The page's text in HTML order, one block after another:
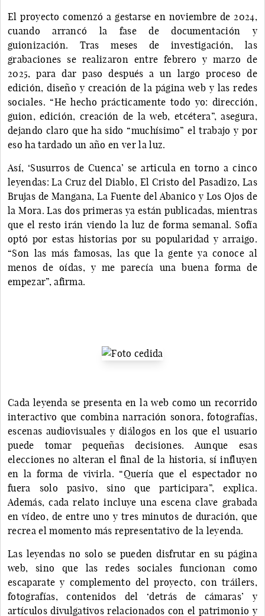
El proyecto comenzó a gestarse en noviembre de 2024,
cuando arrancó la fase de documentación y
guionización. Tras meses de investigación, las
grabaciones se realizaron entre febrero y marzo de
2025, para dar paso después a un largo proceso de
edición, diseño y creación de la página web y las redes
sociales. “He hecho prácticamente todo yo: dirección,
guion, edición, creación de la web, etcétera”, asegura,
dejando claro que ha sido “muchísimo” el trabajo y por
eso ha tardado un año en ver la luz.
Así, ‘Susurros de Cuenca’ se articula en torno a cinco
leyendas: La Cruz del Diablo, El Cristo del Pasadizo, Las
Brujas de Mangana, La Fuente del Abanico y Los Ojos de
la Mora. Las dos primeras ya están publicadas, mientras
que el resto irán viendo la luz de forma semanal. Sofía
optó por estas historias por su popularidad y arraigo.
“Son las más famosas, las que la gente ya conoce al
menos de oídas, y me parecía una buena forma de
empezar”, afirma.
Cada leyenda se presenta en la web como un recorrido
interactivo que combina narración sonora, fotografías,
escenas audiovisuales y diálogos en los que el usuario
puede tomar pequeñas decisiones. Aunque esas
elecciones no alteran el final de la historia, sí influyen
en la forma de vivirla. “Quería que el espectador no
fuera solo pasivo, sino que participara”, explica.
Además, cada relato incluye una escena clave grabada
en vídeo, de entre uno y tres minutos de duración, que
recrea el momento más representativo de la leyenda.
Las leyendas no solo se pueden disfrutar en su página
web, sino que las redes sociales funcionan como
escaparate y complemento del proyecto, con tráilers,
fotografías, contenidos del ‘detrás de cámaras’ y
artículos divulgativos relacionados con el patrimonio y